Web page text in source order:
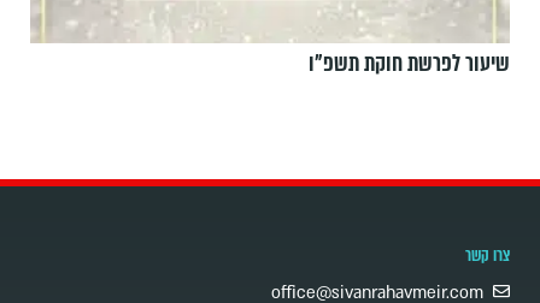
שיעור לפרשת חוקת תשפ"ו
צרו קשר
office@sivanrahavmeir.com